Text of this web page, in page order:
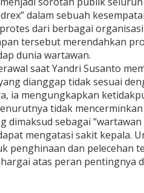
dalam sebuah
dari berbagai
tersebut merendahkan
dunia wartawan.
saat Yandri Susanto
dianggap tidak sesuai
ia mengungkapkan
tidak
dimaksud sebagai
mengatasi sakit kepala.
penghinaan dan pelecehan
atas peran pentingnya